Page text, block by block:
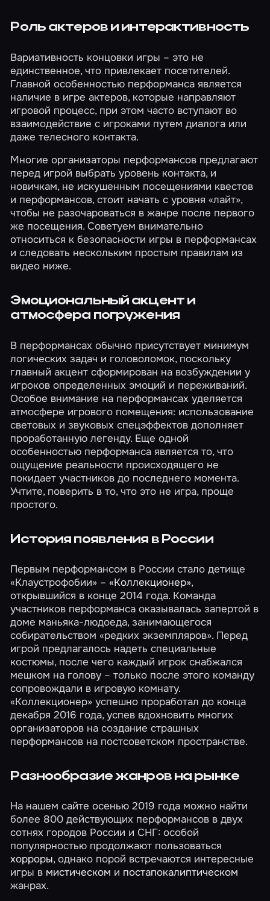
Роль актеров и интерактивность
Вариативность концовки игры – это не
единственное, что привлекает посетителей.
Главной особенностью перформанса является
наличие в игре актеров, которые направляют
игровой процесс, при этом часто вступают во
взаимодействие с игроками путем диалога или
даже телесного контакта.
Многие организаторы перформансов предлагают
перед игрой выбрать уровень контакта, и
новичкам, не искушенным посещениями квестов
и перформансов, стоит начать с уровня «лайт»,
чтобы не разочароваться в жанре после первого
же посещения. Советуем внимательно
относиться к безопасности игры в перформансах
и следовать нескольким простым правилам из
видео ниже.
Эмоциональный акцент и
атмосфера погружения
В перформансах обычно присутствует минимум
логических задач и головоломок, поскольку
главный акцент сформирован на возбуждении у
игроков определенных эмоций и переживаний.
Особое внимание на перформансах уделяется
атмосфере игрового помещения: использование
световых и звуковых спецэффектов дополняет
проработанную легенду. Еще одной
особенностью перформанса является то, что
ощущение реальности происходящего не
покидает участников до последнего момента.
Учтите, поверить в то, что это не игра, проще
простого.
История появления в России
Первым перформансом в России стало детище
«Клаустрофобии» –«Коллекционер»,
открывшийся в конце 2014 года. Команда
участников перформанса оказывалась запертой в
доме маньяка-людоеда, занимающегося
собирательством «редких экземпляров». Перед
игрой предлагалось надеть специальные
костюмы, после чего каждый игрок снабжался
мешком на голову – только после этого команду
сопровождали в игровую комнату.
«Коллекционер» успешно проработал до конца
декабря 2016 года, успев вдохновить многих
организаторов на создание страшных
перформансов на постсоветском пространстве.
Разнообразие жанров на рынке
На нашем сайте осенью 2019 года можно найти
более 800 действующих перформансов в двух
сотнях городов России и СНГ: особой
популярностью продолжают пользоваться
хорроры, однако порой встречаются интересные
игры в мистическом и постапокалиптическом
жанрах.